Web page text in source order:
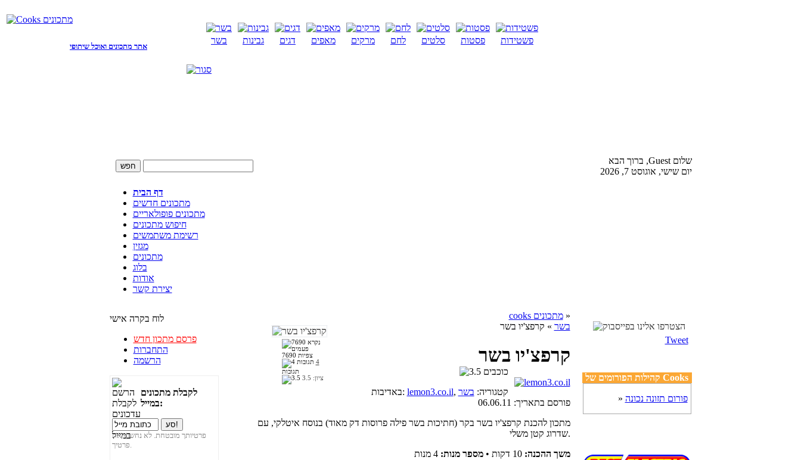
אתר מתכונים ואוכל שיתופי
בשר גבינות דגים מאפים מרקים לחם סלטים פסטות פשטידות
שלום Guest, ברוך הבא
יום שישי, אוגוסט 7, 2026
דף הבית
מתכונים חדשים
מתכונים פופולאריים
חיפוש מתכונים
רשימת משתמשים
מגזין
מתכונים
בלוג
אודות
יצירת קשר
לוח בקרה אישי
פרסם מתכון חדש
התחברות
הרשמה
לקבלת מתכונים
במייל:
פרטיותך מובטחת. לא נחשוף את
פרטיך.
7690 צפיות
4
תגובות
ציון: 3.5
cooks מתכונים»
בשר » קרפצ'יו בשר
קרפצ'יו בשר
באדיבות: lemon3.co.il , קטגוריה: בשר
פורסם בתאריך: 06.06.11
מתכון להכנת קרפצ'יו בשר בקר (חתיכות בשר פילה פרוסות דק מאוד) בנוסח איטלקי, עם
שדרוג קטן משלי.
משך ההכנה: 10 דקות •מספר מנות: 4 מנות
Tweet
קהילות הפורומים של Cooks
» פורום תזונה נכונה